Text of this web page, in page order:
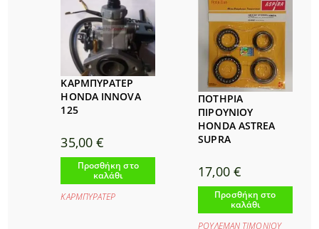
ΚΑΡΜΠΥΡΑΤΕΡ
HONDA INNOVA
125
35,00€
Προσθήκη στο
καλάθι
ΚΑΡΜΠΥΡΑΤΕΡ
ΠΟΤΗΡΙΑ
ΠΙΡΟΥΝΙΟΥ
HONDA ASTREA
SUPRA
17,00 €
Προσθήκη στο
καλάθι
ΡΟΥΛΕΜΑΝ ΤΙΜΟΝΙΟΥ